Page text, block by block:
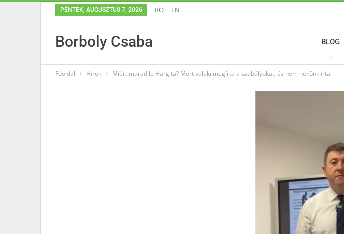
PÉNTEK, AUGUSZTUS 7, 2026 RO EN
Borboly Csaba BLOG
Főoldal Hírek Miért marad le Hargita? Mert valaki megírta a szabályokat, és nem nekünk írta.